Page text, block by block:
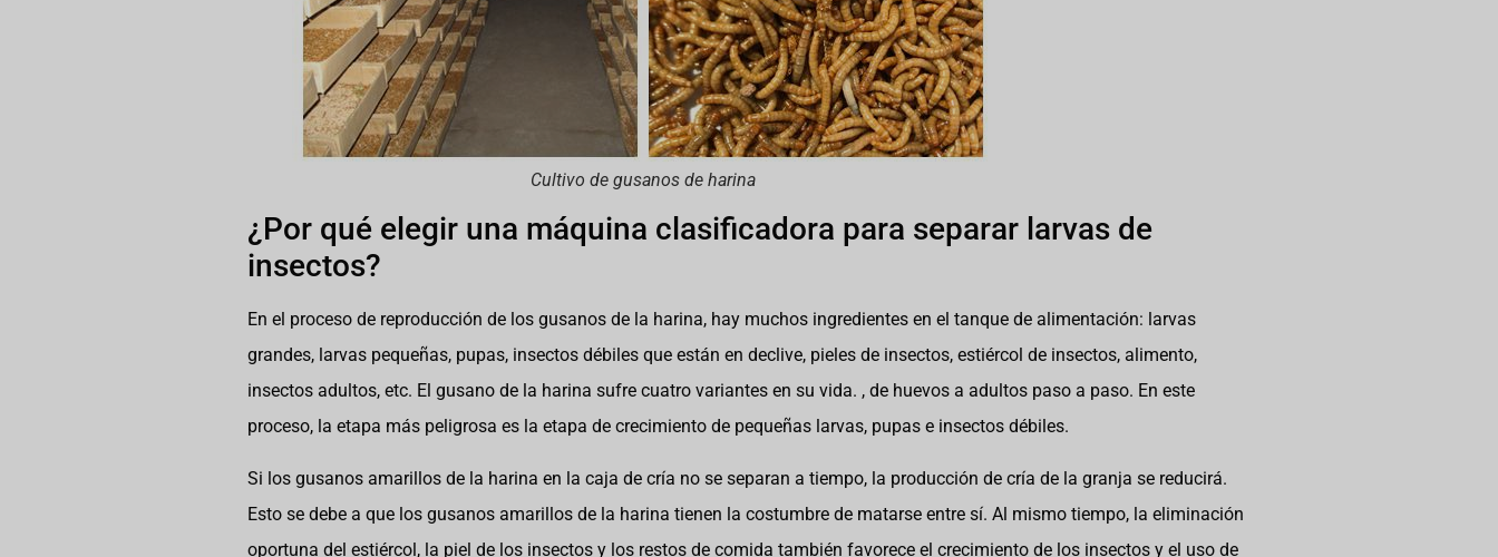
Cultivo de gusanos de harina
¿Por qué elegir una máquina clasificadora para separar larvas de
insectos?
En el proceso de reproducción de los gusanos de la harina, hay muchos ingredientes en el tanque de alimentación: larvas
grandes, larvas pequeñas, pupas, insectos débiles que están en declive, pieles de insectos, estiércol de insectos, alimento,
insectos adultos, etc. El gusano de la harina sufre cuatro variantes en su vida. , de huevos a adultos paso a paso. En este
proceso, la etapa más peligrosa es la etapa de crecimiento de pequeñas larvas, pupas e insectos débiles.
Si los gusanos amarillos de la harina en la caja de cría no se separan a tiempo, la producción de cría de la granja se reducirá.
Esto se debe a que los gusanos amarillos de la harina tienen la costumbre de matarse entre sí. Al mismo tiempo, la eliminación
oportuna del estiércol, la piel de los insectos y los restos de comida también favorece el crecimiento de los insectos y el uso de